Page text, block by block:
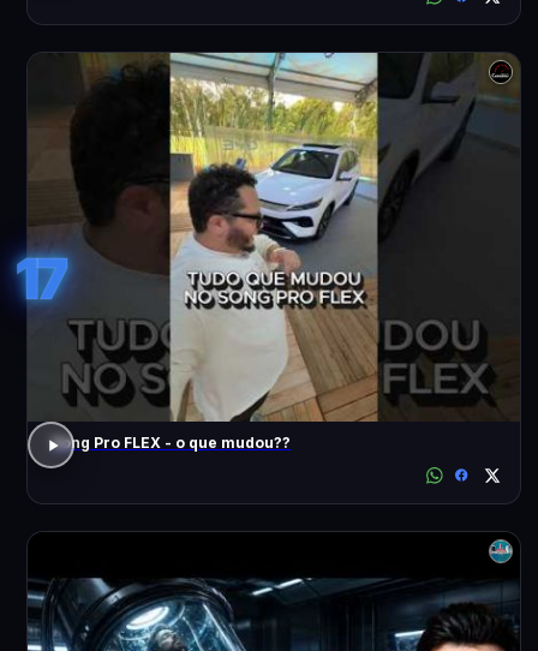
17
Song Pro FLEX - o que mudou??